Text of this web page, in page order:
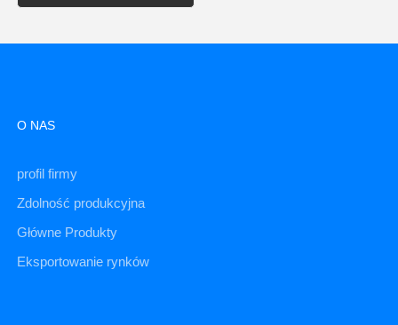
O NAS
profil firmy
Zdolność produkcyjna
Główne Produkty
Eksportowanie rynków